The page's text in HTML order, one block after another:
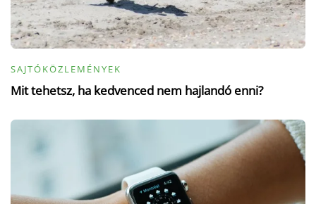
SAJTÓKÖZLEMÉNYEK
Mit tehetsz, ha kedvenced nem hajlandó enni?